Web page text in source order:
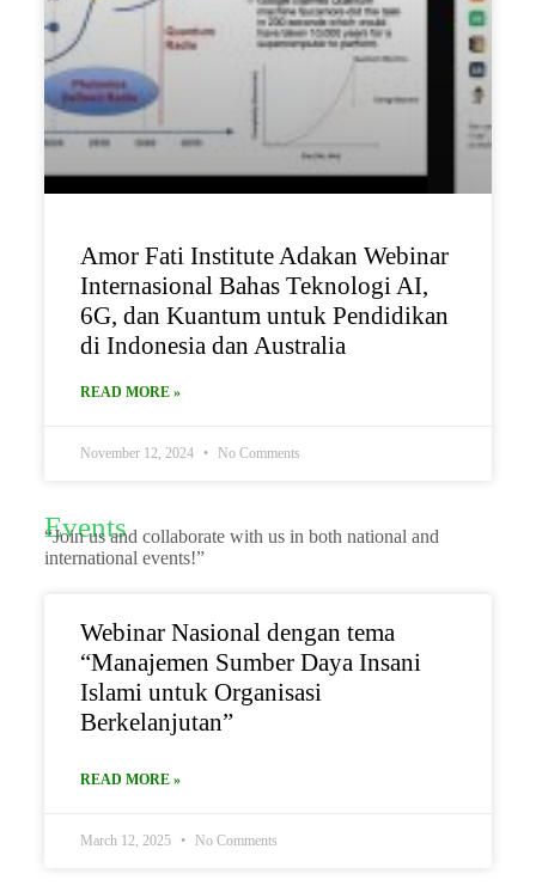
Amor Fati Institute Adakan Webinar
Internasional Bahas Teknologi AI,
6G, dan Kuantum untuk Pendidikan
di Indonesia dan Australia
READ MORE »
November 12, 2024 No Comments
Events
“Join us and collaborate with us in both national and
international events!”
Webinar Nasional dengan tema
“Manajemen Sumber Daya Insani
Islami untuk Organisasi
Berkelanjutan”
READ MORE »
March 12, 2025 No Comments